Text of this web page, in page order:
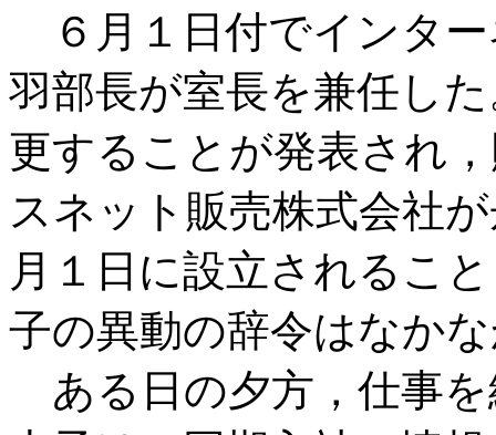
６月１日付でインタ
羽部長が室長を兼任し
更することが発表され
スネット販売株式会社
月１日に設立されるこ
子の異動の辞令はなか
ある日の夕方，仕事